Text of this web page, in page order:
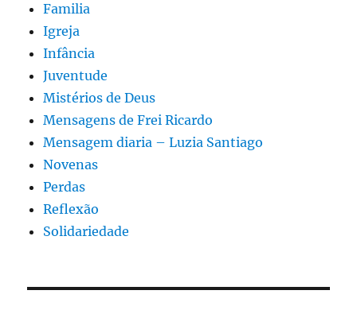
Familia
Igreja
Infância
Juventude
Mistérios de Deus
Mensagens de Frei Ricardo
Mensagem diaria – Luzia Santiago
Novenas
Perdas
Reflexão
Solidariedade